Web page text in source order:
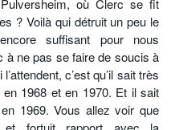
où Clerc se fit
? Voilà qui détruit un peu le
suffisant pour nous
à ne pas se faire de soucis à
c’est qu’il sait très
1968 et en 1970. Et il sait
1969. Vous allez voir que